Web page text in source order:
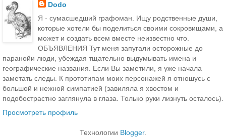
Dodo
Я - сумасшедший графоман. Ищу родственные души,
которые хотели бы поделиться своими сокровищами, а
может и создать всем вместе неизвестно что.
ОБЪЯВЛЕНИЯ Тут меня запугали осторожные до
паранойи люди, убеждая тщательно выдумывать имена и
географические названия. Если Вы заметили, я уже начала
заметать следы. К прототипам моих персонажей я отношусь с
большой и нежной симпатией (завиляла я хвостом и
подобострастно заглянула в глаза. Только руки лизнуть осталось).
Просмотреть профиль
Технологии Blogger.